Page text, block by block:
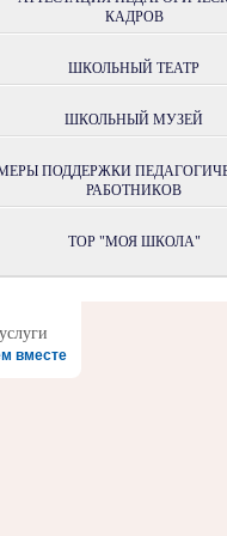
КАДРОВ
ШКОЛЬНЫЙ ТЕАТР
ШКОЛЬНЫЙ МУЗЕЙ
ПОДДЕРЖКИ
РАБОТНИКОВ
ТОР "МОЯ ШКОЛА"
вместе